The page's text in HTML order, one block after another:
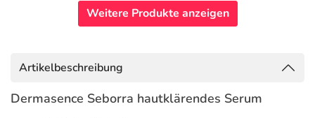
Weitere Produkte anzeigen
Artikelbeschreibung
Dermasence Seborra hautklärendes Serum